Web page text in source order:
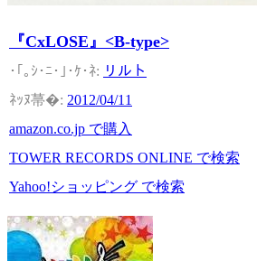
『CxLOSE』<B-type>
リルト
2012/04/11
amazon.co.jp で購入
TOWER RECORDS ONLINE で検索
Yahoo!ショッピング で検索